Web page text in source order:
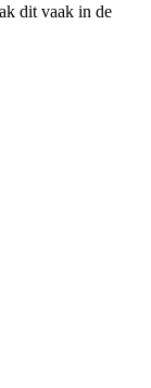
dit vaak in de